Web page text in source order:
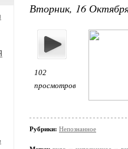
Вторник, 16
102
просмотров
Рубрики: Непознанное